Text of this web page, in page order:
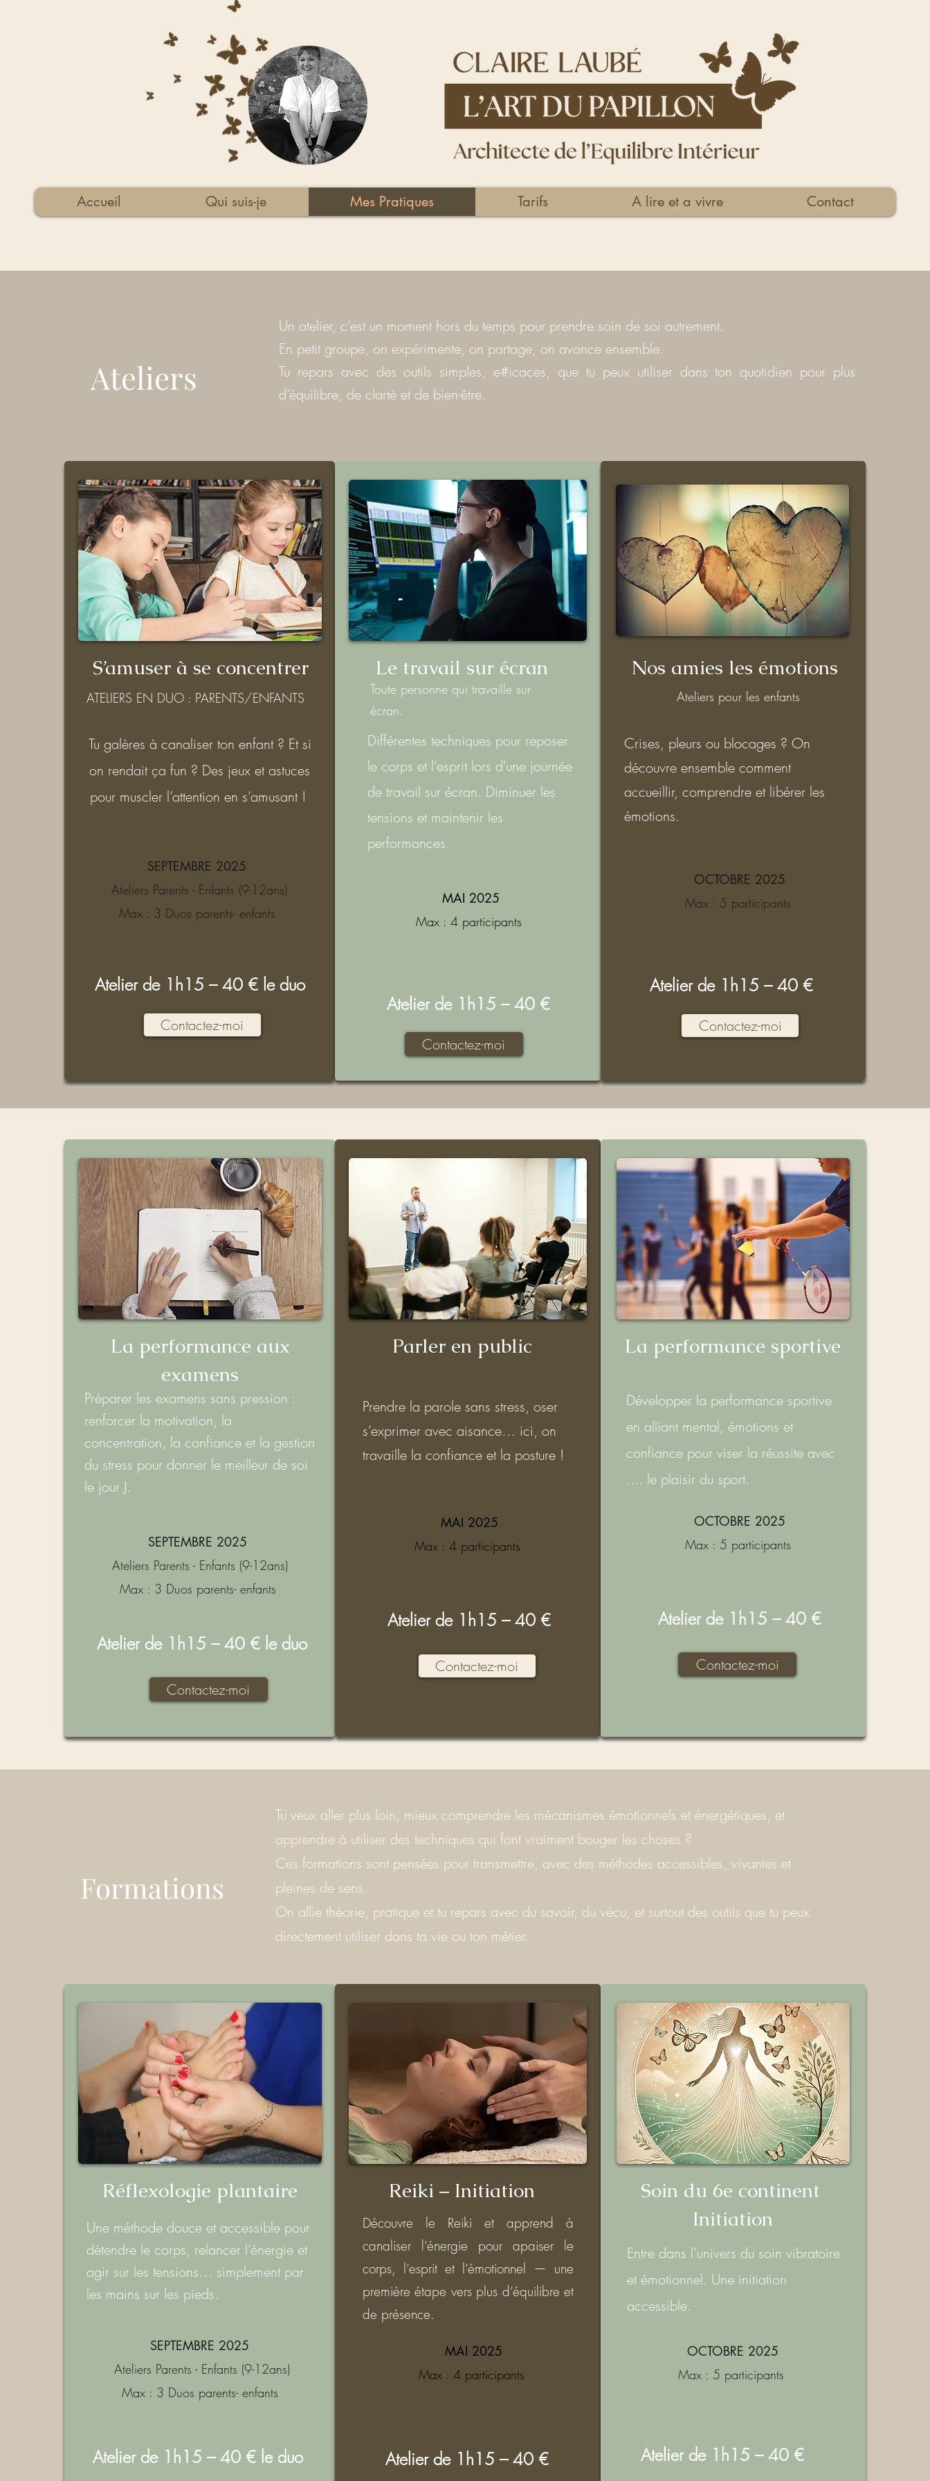
Accueil Qui suis-je Mes Pratiques Tarifs A lire et a vivre Contact
Un atelier, c’est un moment hors du temps pour prendre soin de soi autrement.
En petit groupe, on expérimente, on partage, on avance ensemble.
Tu repars avec des outils simples, e#icaces, que tu peux utiliser dans ton quotidien pour plus
d’équilibre, de clarté et de bien-être.
Ateliers
S’amuser à se concentrer
ATELIERS EN DUO : PARENTS/ENFANTS
ATELIER DUO : PARENTS - ENFANTS
Tu galères à canaliser ton enfant ? Et si
on rendait ça fun ? Des jeux et astuces
pour muscler l’attention en s’amusant !
SEPTEMBRE 2025
Ateliers Parents - Enfants (9-12ans)
Max : 3 Duos parents- enfants
Atelier de 1h15 – 40 € le duo
Contactez-moi
Le travail sur écran
Toute personne qui travaille sur
écran.
Différentes techniques pour reposer
le corps et l'esprit lors d'une journée
de travail sur écran. Diminuer les
tensions et maintenir les
performances.
MAI 2025
Max : 4 participants
Atelier de 1h15 – 40 €
Contactez-moi
Nos amies les émotions
Ateliers pour les enfants
Crises, pleurs ou blocages ? On
découvre ensemble comment
accueillir, comprendre et libérer les
émotions.
OCTOBRE 2025
Max : 5 participants
Atelier de 1h15 – 40 €
Contactez-moi
La performance aux
examens
Préparer les examens sans pression :
renforcer la motivation, la
concentration, la confiance et la gestion
du stress pour donner le meilleur de soi
le jour J.
SEPTEMBRE 2025
Ateliers Parents - Enfants (9-12ans)
Max : 3 Duos parents- enfants
Atelier de 1h15 – 40 € le duo
Contactez-moi
Parler en public
Prendre la parole sans stress, oser
s’exprimer avec aisance… ici, on
travaille la confiance et la posture !
MAI 2025
Max : 4 participants
Atelier de 1h15 – 40 €
Contactez-moi
La performance sportive
Développer la performance sportive
en alliant mental, émotions et
confiance pour viser la réussite avec
.... le plaisir du sport.
OCTOBRE 2025
Max : 5 participants
Atelier de 1h15 – 40 €
Contactez-moi
Formations
Tu veux aller plus loin, mieux comprendre les mécanismes émotionnels et énergétiques, et
apprendre à utiliser des techniques qui font vraiment bouger les choses ?
Ces formations sont pensées pour transmettre, avec des méthodes accessibles, vivantes et
pleines de sens.
On allie théorie, pratique et tu repars avec du savoir, du vécu, et surtout des outils que tu peux
directement utiliser dans ta vie ou ton métier.
Réflexologie plantaire
Une méthode douce et accessible pour
détendre le corps, relancer l’énergie et
agir sur les tensions… simplement par
les mains sur les pieds.
SEPTEMBRE 2025
Ateliers Parents - Enfants (9-12ans)
Max : 3 Duos parents- enfants
Atelier de 1h15 – 40 € le duo
Reiki – Initiation
Découvre le Reiki et apprend à
canaliser l’énergie pour apaiser le
corps, l’esprit et l’émotionnel — une
première étape vers plus d’équilibre et
de présence.
MAI 2025
Max : 4 participants
Atelier de 1h15 – 40 €
Soin du 6e continent
Initiation
Entre dans l’univers du soin vibratoire
et émotionnel. Une initiation
accessible.
OCTOBRE 2025
Max : 5 participants
Atelier de 1h15 – 40 €